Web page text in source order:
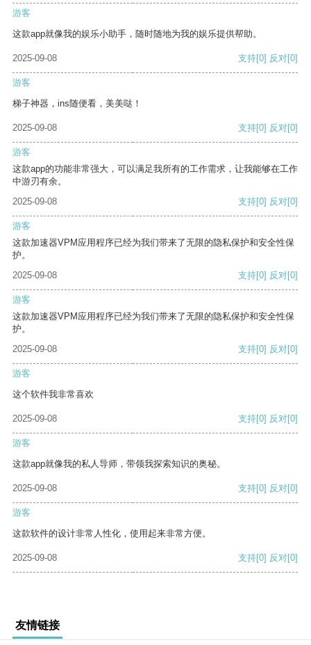
游客
这款app就像我的娱乐小助手，随时随地为我的娱乐提供帮助。
2025-09-08 支持[0] 反对[0]
游客
梯子神器，ins随便看，美美哒！
2025-09-08 支持[0] 反对[0]
游客
这款app的功能非常强大，可以满足我所有的工作需求，让我能够在工作
中游刃有余。
2025-09-08
支持[0] 反对[0]
游客
这款加速器VPM应用程序已经为我们带来了无限的隐私保护和安全性保
护。
2025-09-08
支持[0] 反对[0]
游客
这款加速器VPM应用程序已经为我们带来了无限的隐私保护和安全性保
护。
2025-09-08
支持[0] 反对[0]
游客
这个软件我非常喜欢
2025-09-08 支持[0] 反对[0]
游客
这款app就像我的私人导师，带领我探索知识的奥秘。
2025-09-08 支持[0] 反对[0]
游客
这款软件的设计非常人性化，使用起来非常方便。
2025-09-08 支持[0] 反对[0]
友情链接